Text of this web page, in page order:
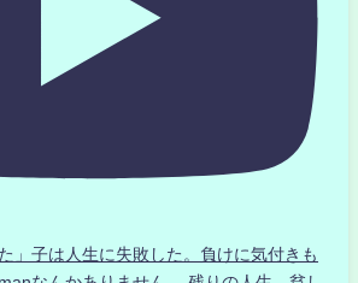
」子は人生に失敗した。負けに気付きも